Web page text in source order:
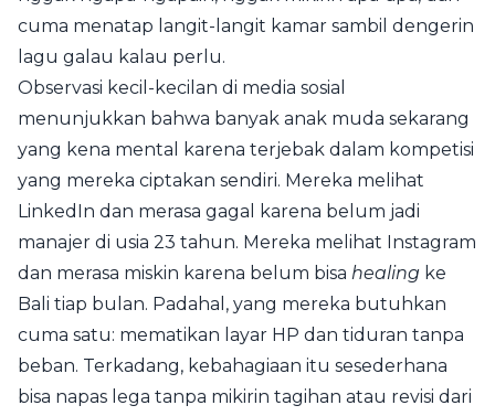
cuma menatap langit-langit kamar sambil dengerin
lagu galau kalau perlu.
Observasi kecil-kecilan di media sosial
menunjukkan bahwa banyak anak muda sekarang
yang kena mental karena terjebak dalam kompetisi
yang mereka ciptakan sendiri. Mereka melihat
LinkedIn dan merasa gagal karena belum jadi
manajer di usia 23 tahun. Mereka melihat Instagram
dan merasa miskin karena belum bisa healing ke
Bali tiap bulan. Padahal, yang mereka butuhkan
cuma satu: mematikan layar HP dan tiduran tanpa
beban. Terkadang, kebahagiaan itu sesederhana
bisa napas lega tanpa mikirin tagihan atau revisi dari